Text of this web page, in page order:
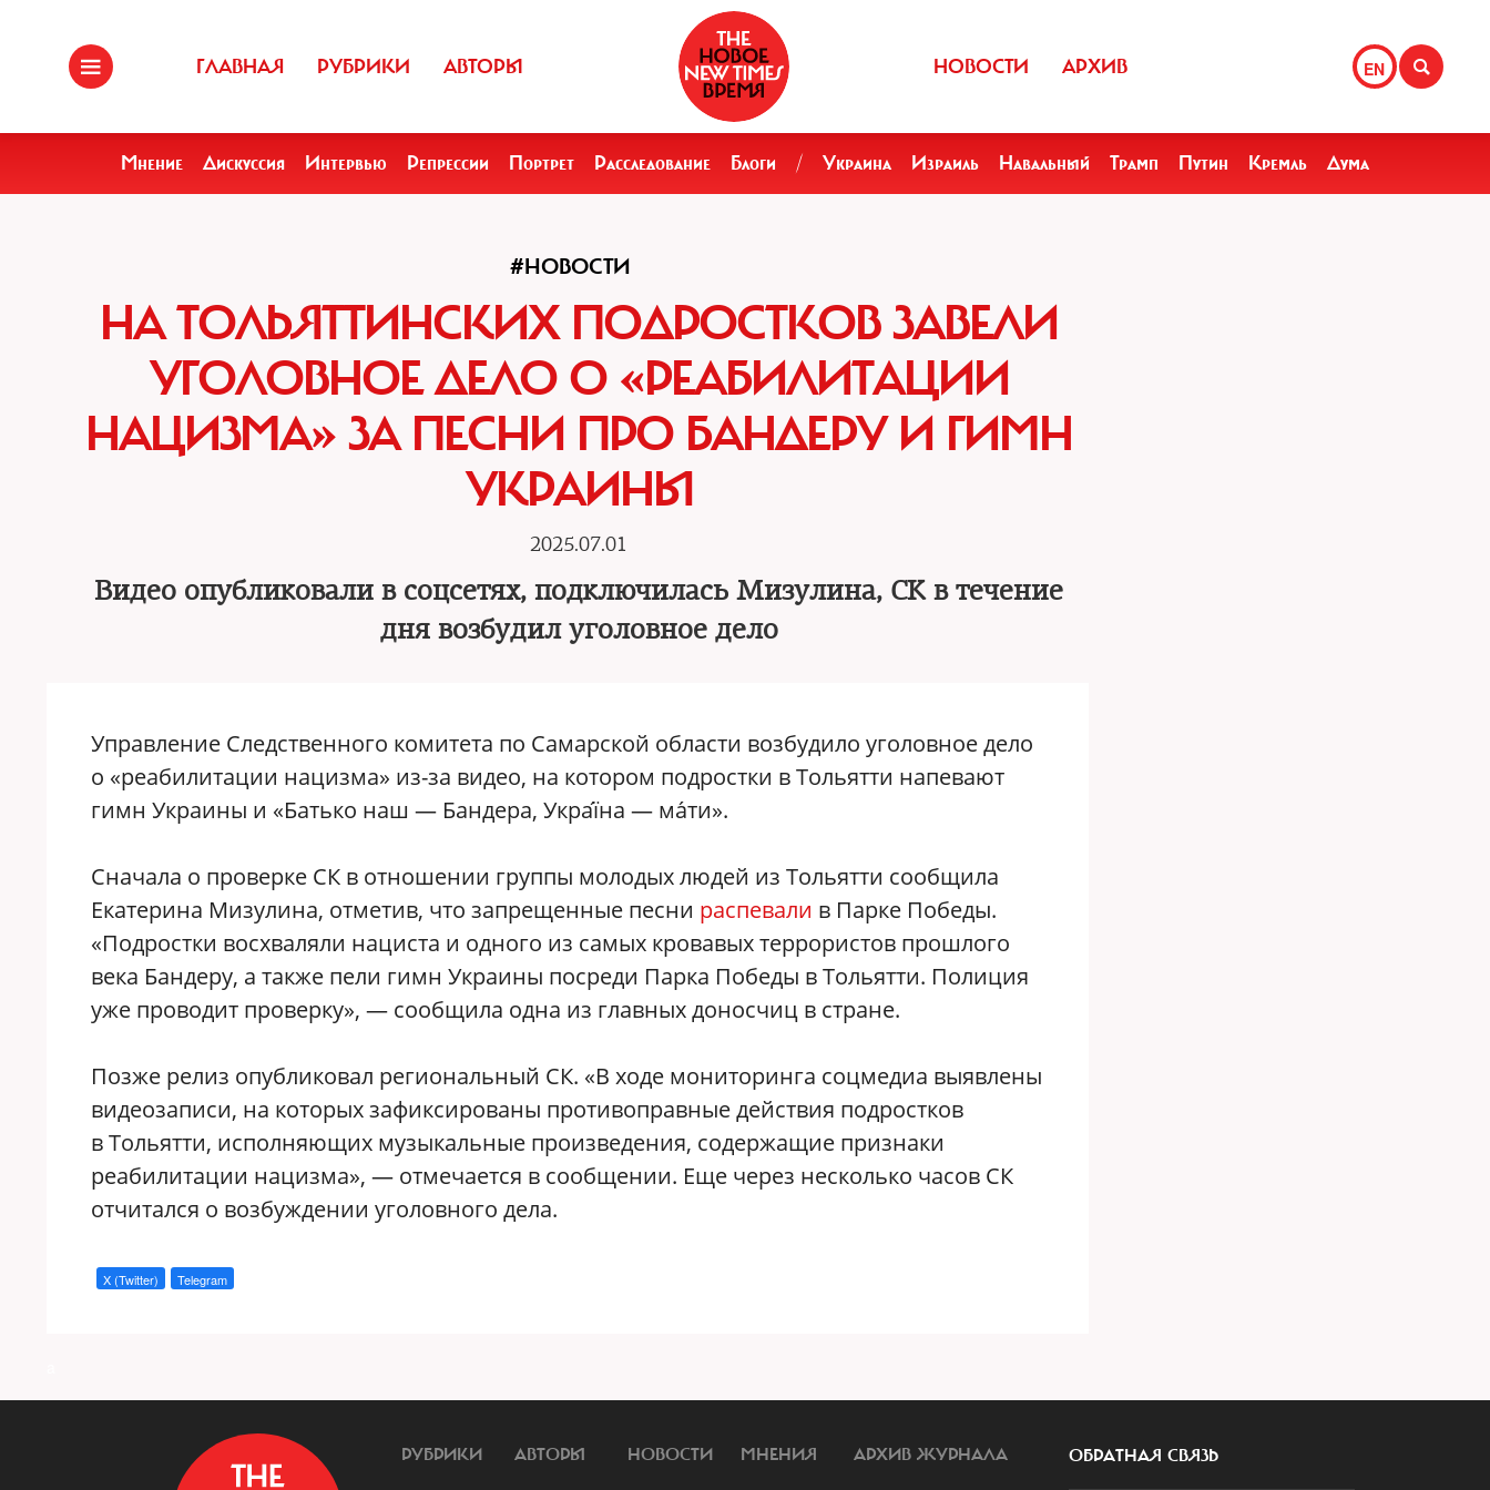
ГЛАВНАЯ РУБРИКИ АВТОРЫ EN
НОВОСТИ АРХИВ
Мнение Дискуссия Интервью Репрессии Портрет Расследование Блоги / Украина Израиль Навальный Трамп Путин Кремль Дума
#НОВОСТИ
НА ТОЛЬЯТТИНСКИХ ПОДРОСТКОВ ЗАВЕЛИ
УГОЛОВНОЕ ДЕЛО О «РЕАБИЛИТАЦИИ
НАЦИЗМА» ЗА ПЕСНИ ПРО БАНДЕРУ И ГИМН
УКРАИНЫ
2025.07.01
Видео опубликовали в соцсетях, подключилась Мизулина, СК в течение
дня возбудил уголовное дело
Управление Следственного комитета по Самарской области возбудило уголовное дело
о «реабилитации нацизма» из-за видео, на котором подростки в Тольятти напевают
гимн Украины и «Батько наш — Бандера, Украї́на — ма́ти».
Сначала о проверке СК в отношении группы молодых людей из Тольятти сообщила
Екатерина Мизулина, отметив, что запрещенные песни распевали в Парке Победы.
«Подростки восхваляли нациста и одного из самых кровавых террористов прошлого
века Бандеру, а также пели гимн Украины посреди Парка Победы в Тольятти. Полиция
уже проводит проверку», — сообщила одна из главных доносчиц в стране.
Позже релиз опубликовал региональный СК. «В ходе мониторинга соцмедиа выявлены
видеозаписи, на которых зафиксированы противоправные действия подростков
в Тольятти, исполняющих музыкальные произведения, содержащие признаки
реабилитации нацизма», — отмечается в сообщении. Еще через несколько часов СК
отчитался о возбуждении уголовного дела.
X (Twitter) Telegram
РУБРИКИ АВТОРЫ НОВОСТИ МНЕНИЯ АРХИВ ЖУРНАЛА ОБРАТНАЯ СВЯЗЬ